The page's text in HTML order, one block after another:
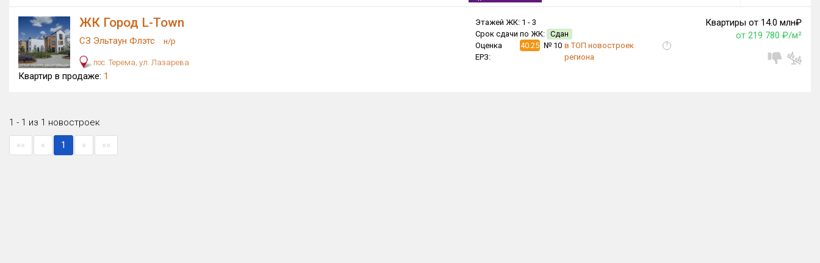
ЖК Город L-Town
СЗ Эльтаун Флэтс н/р
пос. Терема, ул. Лазарева
Квартир в продаже: 1
Этажей ЖК: 1 - 3
Срок сдачи по ЖК: Сдан
Оценка
ЕРЗ:
40.25 № 10 в ТОП новостроек
региона
?
Квартиры от 14.0 млн₽
от 219 780 ₽/м²
1 - 1 из 1 новостроек
«« « 1 » »»